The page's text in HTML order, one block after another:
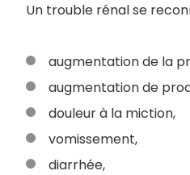
Un trouble rénal se
augmentation de la
augmentation de
douleur à la miction,
vomissement,
diarrhée,